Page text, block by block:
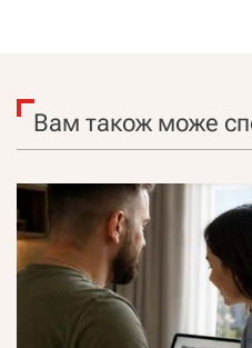
Вам також може